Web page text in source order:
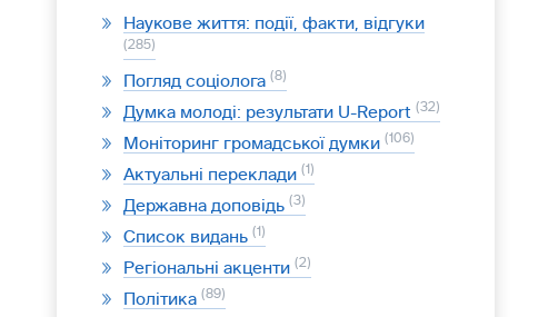
Наукове життя: події, факти, відгуки
285
Погляд соціолога 8
Думка молоді: результати U-Report 32
Моніторинг громадської думки 106
Актуальні переклади 1
Державна доповідь 3
Список видань 1
Регіональні акценти 2
Політика 89